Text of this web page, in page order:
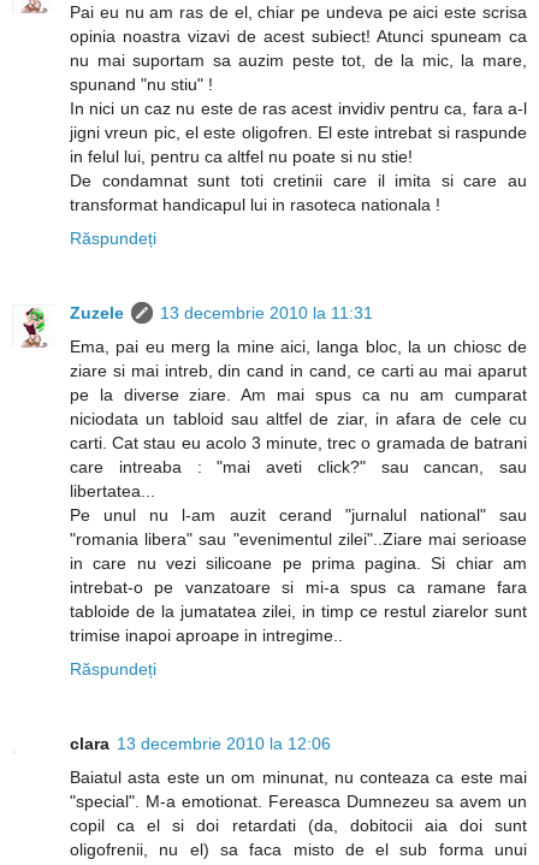
Pai eu nu am ras de el, chiar pe undeva pe aici este scrisa
opinia noastra vizavi de acest subiect! Atunci spuneam ca
nu mai suportam sa auzim peste tot, de la mic, la mare,
spunand "nu stiu" !
In nici un caz nu este de ras acest invidiv pentru ca, fara a-l
jigni vreun pic, el este oligofren. El este intrebat si raspunde
in felul lui, pentru ca altfel nu poate si nu stie!
De condamnat sunt toti cretinii care il imita si care au
transformat handicapul lui in rasoteca nationala !
Răspundeți
Zuzele
13 decembrie 2010 la 11:31
Ema, pai eu merg la mine aici, langa bloc, la un chiosc de
ziare si mai intreb, din cand in cand, ce carti au mai aparut
pe la diverse ziare. Am mai spus ca nu am cumparat
niciodata un tabloid sau altfel de ziar, in afara de cele cu
carti. Cat stau eu acolo 3 minute, trec o gramada de batrani
care intreaba : "mai aveti click?" sau cancan, sau
libertatea...
Pe unul nu l-am auzit cerand "jurnalul national" sau
"romania libera" sau "evenimentul zilei"..Ziare mai serioase
in care nu vezi silicoane pe prima pagina. Si chiar am
intrebat-o pe vanzatoare si mi-a spus ca ramane fara
tabloide de la jumatatea zilei, in timp ce restul ziarelor sunt
trimise inapoi aproape in intregime..
Răspundeți
clara 13 decembrie 2010 la 12:06
Baiatul asta este un om minunat, nu conteaza ca este mai
"special". M-a emotionat. Fereasca Dumnezeu sa avem un
copil ca el si doi retardati (da, dobitocii aia doi sunt
oligofrenii, nu el) sa faca misto de el sub forma unui